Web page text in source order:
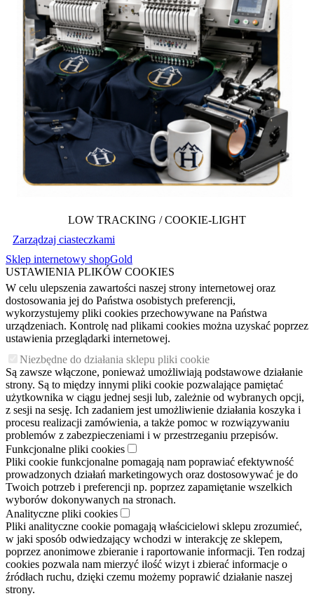
LOW TRACKING / COOKIE-LIGHT
Zarządzaj ciasteczkami
Sklep internetowy shopGold
USTAWIENIA PLIKÓW COOKIES
W celu ulepszenia zawartości naszej strony internetowej oraz
dostosowania jej do Państwa osobistych preferencji,
wykorzystujemy pliki cookies przechowywane na Państwa
urządzeniach. Kontrolę nad plikami cookies można uzyskać poprzez
ustawienia przeglądarki internetowej.
Niezbędne do działania sklepu pliki cookie
Są zawsze włączone, ponieważ umożliwiają podstawowe działanie
strony. Są to między innymi pliki cookie pozwalające pamiętać
użytkownika w ciągu jednej sesji lub, zależnie od wybranych opcji,
z sesji na sesję. Ich zadaniem jest umożliwienie działania koszyka i
procesu realizacji zamówienia, a także pomoc w rozwiązywaniu
problemów z zabezpieczeniami i w przestrzeganiu przepisów.
Funkcjonalne pliki cookies
Pliki cookie funkcjonalne pomagają nam poprawiać efektywność
prowadzonych działań marketingowych oraz dostosowywać je do
Twoich potrzeb i preferencji np. poprzez zapamiętanie wszelkich
wyborów dokonywanych na stronach.
Analityczne pliki cookies
Pliki analityczne cookie pomagają właścicielowi sklepu zrozumieć,
w jaki sposób odwiedzający wchodzi w interakcję ze sklepem,
poprzez anonimowe zbieranie i raportowanie informacji. Ten rodzaj
cookies pozwala nam mierzyć ilość wizyt i zbierać informacje o
źródłach ruchu, dzięki czemu możemy poprawić działanie naszej
strony.